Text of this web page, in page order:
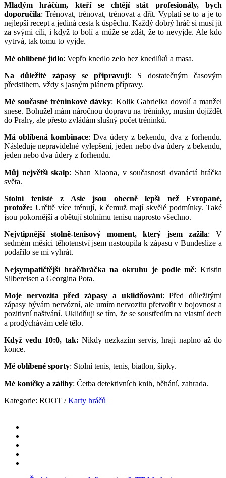
Mladým hráčům, kteří se chtějí stát profesionály, bych
doporučila: Trénovat, trénovat, trénovat a dřít. Vyplatí se to a je to
nejlepší recept a jediná cesta k úspěchu. Každý dobrý hráč si musí jít
za svými cíli, i když to bolí a může se zdát, že to nevyjde. Ale kdo
vytrvá, tak tomu to vyjde.
Mé oblíbené jídlo: Vepřo knedlo zelo bez knedlíků a masa.
Na důležité zápasy se připravuji: S dostatečným časovým
předstihem, vždy s jasným plánem přípravy.
Mé současné tréninkové dávky: Kolik Gabrielka dovolí a manžel
snese. Bohužel mám náročnou dopravu na tréninky, musím dojíždět
do Prahy, ale přesto zvládám slušný počet tréninků.
Má oblíbená kombinace: Dva údery z bekendu, dva z forhendu.
Následuje nepravidelné vylepšení, jeden nebo dva údery z bekendu,
jeden nebo dva údery z forhendu.
Můj největší skalp: Shan Xiaona, v současnosti dvanáctá hráčka
světa.
Stolní tenisté z Asie jsou obecně lepší než Evropané,
protože: Určitě více trénují, k čemuž mají skvělé podmínky. Také
jsou pokornější a obětují stolnímu tenisu naprosto všechno.
Nejvtipnější stolně-tenisový moment, který jsem zažila: V
sedmém měsíci těhotenství jsem nastoupila k zápasu v Bundeslize a
podařilo se mi vyhrát.
Nejsympatičtější hráč/hráčka na okruhu je podle mě: Kristin
Silbereisen a Georgina Pota.
Moje nervozita před zápasy a uklidňování: Před důležitými
zápasy bývám nervózní, ale umím nervozitu přetvořit v bojovnost a
pozitivní naštvání. Uklidňuji se tím, že se soustředím na vlastní dech
a prodýchávám celé tělo.
Když vedu 10:0, tak: Nikdy nezkazím servis, hraji naplno až do
konce.
Mé oblíbené sporty: Stolní tenis, tenis, biatlon, šipky.
Mé koníčky a záliby: Četba detektivních knih, běhání, zahrada.
Kategorie: ROOT /Karty hráčů